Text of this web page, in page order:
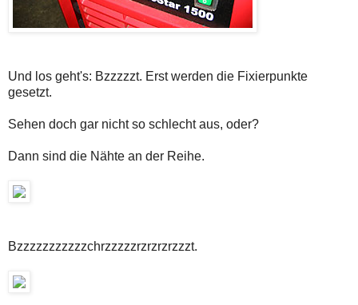
Und los geht's: Bzzzzzt. Erst werden die Fixierpunkte
gesetzt.
Sehen doch gar nicht so schlecht aus, oder?
Dann sind die Nähte an der Reihe.
Bzzzzzzzzzzzchrzzzzzrzrzrzrzzzt.